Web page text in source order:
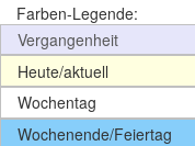
Farben-Legende:
Vergangenheit
Heute/aktuell
Wochentag
Wochenende/Feiertag